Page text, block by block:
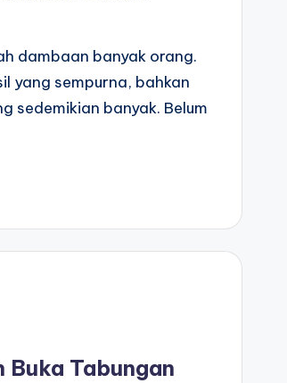
dambaan banyak orang.
yang sempurna, bahkan
sedemikian banyak. Belum
Buka Tabungan